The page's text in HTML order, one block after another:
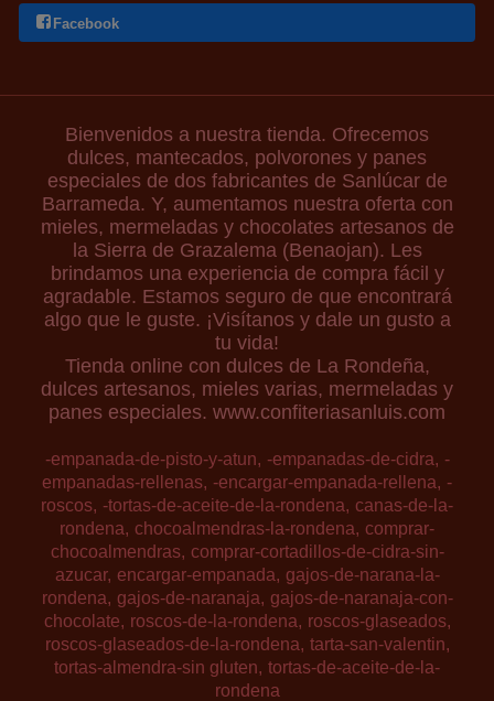
Facebook
Bienvenidos a nuestra tienda. Ofrecemos
dulces, mantecados, polvorones y panes
especiales de dos fabricantes de Sanlúcar de
Barrameda. Y, aumentamos nuestra oferta con
mieles, mermeladas y chocolates artesanos de
la Sierra de Grazalema (Benaojan). Les
brindamos una experiencia de compra fácil y
agradable. Estamos seguro de que encontrará
algo que le guste. ¡Visítanos y dale un gusto a
tu vida!
Tienda online con dulces de La Rondeña,
dulces artesanos, mieles varias, mermeladas y
panes especiales. www.confiteriasanluis.com
-empanada-de-pisto-y-atun -empanadas-de-cidra
-
empanadas-rellenas -encargar-empanada-rellena
-
roscos -tortas-de-aceite-de-la-rondena
canas-de-la-
rondena
chocoalmendras-la-rondena
comprar-
chocoalmendras
comprar-cortadillos-de-cidra-sin-
azucar
encargar-empanada gajos-de-narana-la-
rondena gajos-de-naranaja gajos-de-naranaja-con-
chocolate
roscos-de-la-rondena
roscos-glaseados
roscos-glaseados-de-la-rondena tarta-san-valentin
tortas-almendra-sin gluten tortas-de-aceite-de-la-
rondena